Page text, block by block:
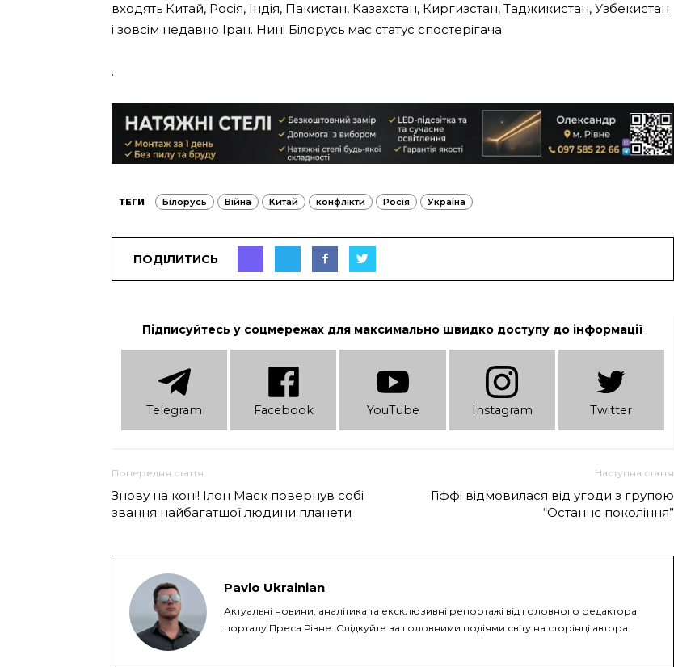
входять Китай, Росія, Індія, Пакистан, Казахстан, Киргизстан, Таджикистан, Узбекистан
і зовсім недавно Іран. Нині Білорусь має статус спостерігача.
.
ТЕГИ Білорусь Війна Китай конфлікти Росія Україна
ПОДІЛИТИСЬ
Підписуйтесь у соцмережах для максимально швидко доступу до інформації
Telеgram Facebook YouTube Instagram Twitter
Попередня стаття
Знову на коні! Ілон Маск повернув собі
звання найбагатшої людини планети
Наступна стаття
Гіффі відмовилася від угоди з групою
“Останнє покоління”
Pavlo Ukrainian
Актуальні новини, аналітика та ексклюзивні репортажі від головного редактора
порталу Преса Рівне. Слідкуйте за головними подіями світу на сторінці автора.